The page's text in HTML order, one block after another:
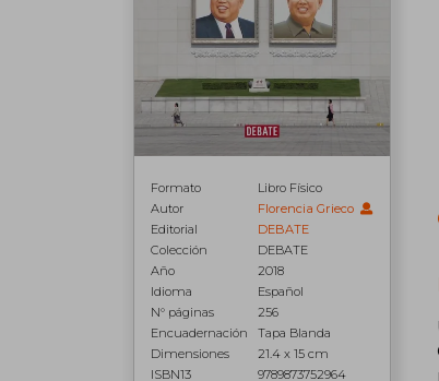
Formato
Libro Físico
Autor
Florencia Grieco
Editorial
DEBATE
Colección
DEBATE
Año
2018
Idioma
Español
N° páginas
256
Encuadernación
Tapa Blanda
Dimensiones
21.4 x 15 cm
ISBN13
9789873752964